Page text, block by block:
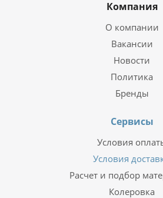
Компания
О компании
Вакансии
Новости
Политика
Бренды
Сервисы
Условия
Условия
Расчет и подбор
Колеровка